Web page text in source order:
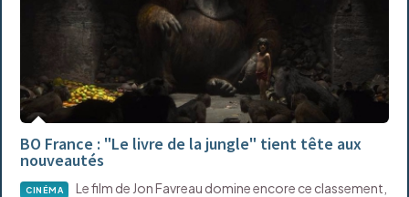
BO France : "Le livre de la jungle" tient tête aux
nouveautés
CINÉMA
Le film de Jon Favreau domine encore ce classement,